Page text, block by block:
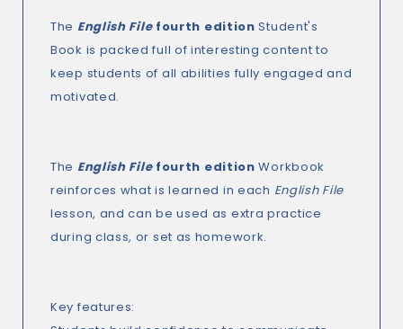
The English Filefourth edition Student's
Book is packed full of interesting content to
keep students of all abilities fully engaged and
motivated.
The English Filefourth edition Workbook
reinforces what is learned in each English File
lesson, and can be used as extra practice
during class, or set as homework.
Key features: